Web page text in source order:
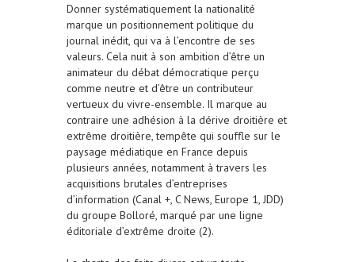
Donner systématiquement la nationalité
marque un positionnement politique du
journal inédit, qui va à l’encontre de ses
valeurs. Cela nuit à son ambition d’être un
animateur du débat démocratique perçu
comme neutre et d’être un contributeur
vertueux du vivre-ensemble. Il marque au
contraire une adhésion à la dérive droitière et
extrême droitière, tempête qui souffle sur le
paysage médiatique en France depuis
plusieurs années, notamment à travers les
acquisitions brutales d’entreprises
d’information (Canal +, C News, Europe 1, JDD)
du groupe Bolloré, marqué par une ligne
éditoriale d’extrême droite (2).